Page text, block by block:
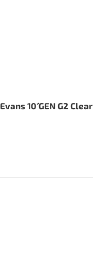
Evans 10´´ GEN G2 Clear